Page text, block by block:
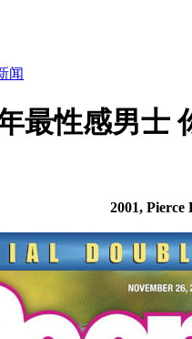
闻
最性感男士
2001, Pierce